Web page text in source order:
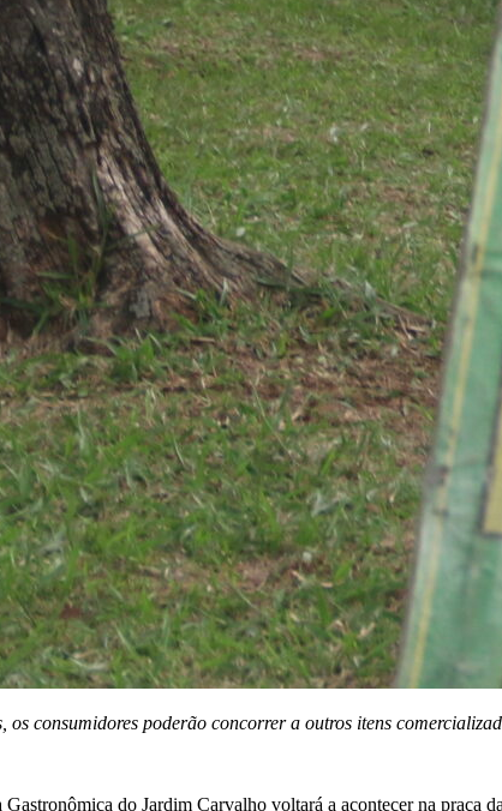
os consumidores poderão concorrer a outros itens
do Jardim Carvalho voltará a acontecer na praça